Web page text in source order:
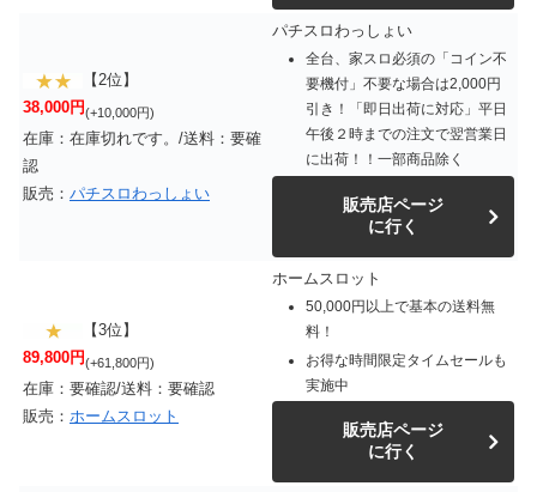
【2位】
38,000円(+10,000円)
在庫：在庫切れです。/送料：要確
認
販売： パチスロわっしょい
パチスロわっしょい
全台、家スロ必須の「コイン不
要機付」不要な場合は2,000円
引き！「即日出荷に対応」平日
午後２時までの注文で翌営業日
に出荷！！一部商品除く
販売店ページ
に行く
【3位】
89,800円(+61,800円)
在庫：要確認/送料：要確認
販売： ホームスロット
ホームスロット
50,000円以上で基本の送料無
料！
お得な時間限定タイムセールも
実施中
販売店ページ
に行く